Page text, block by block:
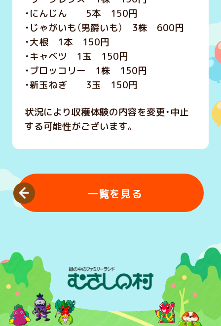
・にんじん 5本 150円
・じゃがいも（男爵いも） 3株 600円
・大根 1本 150円
・キャベツ 1玉 150円
・ブロッコリー 1株 150円
・新玉ねぎ 3玉 150円
状況により収穫体験の内容を変更・中止
する可能性がございます。
一覧を見る